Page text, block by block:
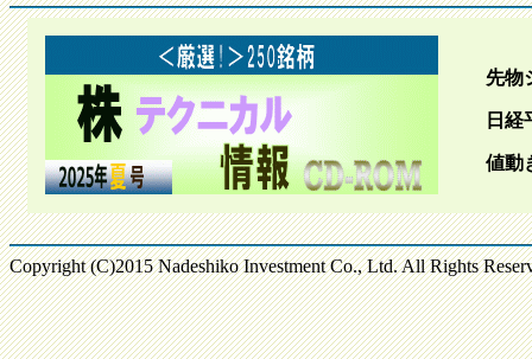
先物
日経
値動
Copyright (C)2015 Nadeshiko Investment Co., Ltd. All Rights